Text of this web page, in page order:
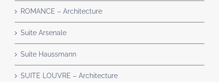
ROMANCE – Architecture
Suite Arsenale
Suite Haussmann
SUITE LOUVRE – Architecture